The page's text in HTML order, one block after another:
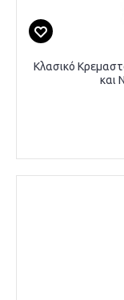
Κλασικό
και